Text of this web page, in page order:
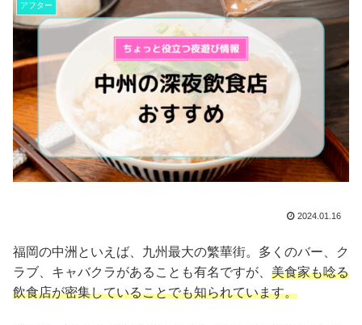
アフター
2024.01.16
福岡の中洲といえば、九州最大の繁華街。多くのバー、ク
ラブ、キャバクラがあることも有名ですが、 美食家も唸る
飲食店が密集していることでも知られています。